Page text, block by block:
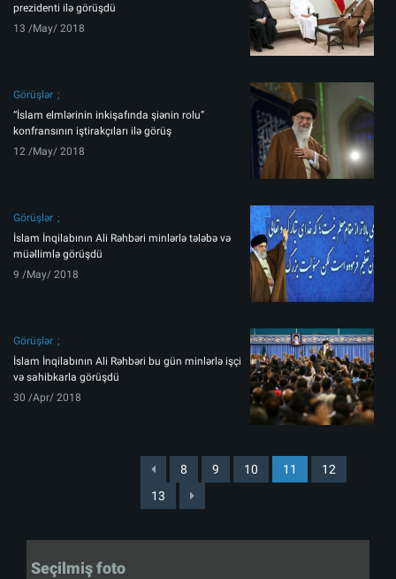
prezidenti ilə görüşdü
13 /May/ 2018
Görüşlər
“İslam elmlərinin inkişafında şiənin rolu”
konfransının iştirakçıları ilə görüş
12 /May/ 2018
Görüşlər
İslam İnqilabının Ali Rəhbəri minlərlə tələbə və
müəllimlə görüşdü
9 /May/ 2018
Görüşlər
İslam İnqilabının Ali Rəhbəri bu gün minlərlə işçi
və sahibkarla görüşdü
30 /Apr/ 2018
8 9 10 11
12
13
Seçilmiş foto